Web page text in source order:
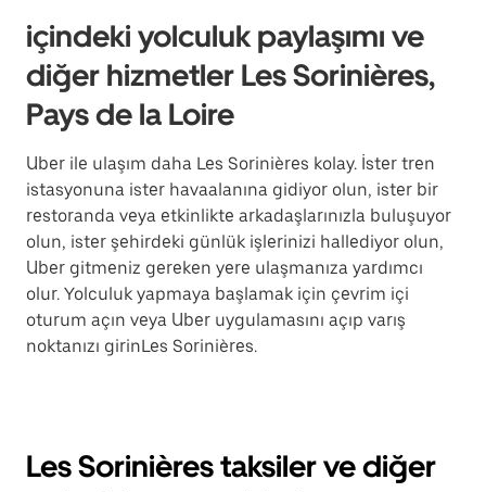
içindeki yolculuk paylaşımı ve
diğer hizmetler Les Sorinières,
Pays de la Loire
Uber ile ulaşım daha Les Sorinières kolay. İster tren
istasyonuna ister havaalanına gidiyor olun, ister bir
restoranda veya etkinlikte arkadaşlarınızla buluşuyor
olun, ister şehirdeki günlük işlerinizi hallediyor olun,
Uber gitmeniz gereken yere ulaşmanıza yardımcı
olur. Yolculuk yapmaya başlamak için çevrim içi
oturum açın veya Uber uygulamasını açıp varış
noktanızı girinLes Sorinières.
Les Sorinières taksiler ve diğer